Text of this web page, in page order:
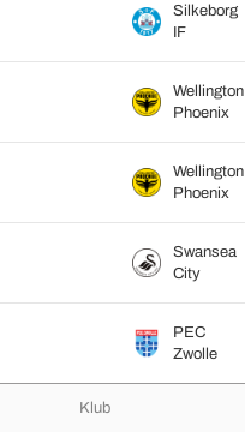
Silkeborg
IF
Wellington
Phoenix
Wellington
Phoenix
Swansea
City
PEC
Zwolle
Klub